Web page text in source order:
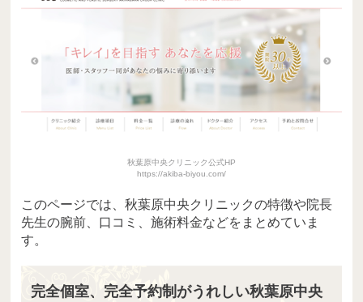
秋葉原中央クリニック公式HP
https://akiba-biyou.com/
このページでは、秋葉原中央クリニックの特徴や院長
先生の腕前、口コミ、施術料金などをまとめていま
す。
完全個室、完全予約制がうれしい秋葉原中央